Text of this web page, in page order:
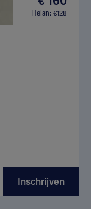
Helan: €128
Inschrijven